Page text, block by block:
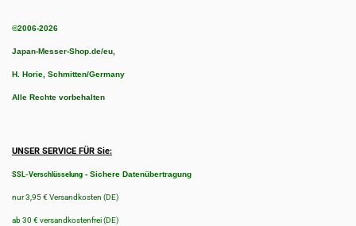
©2006-2026
Japan-Messer-Shop.de/eu,
H. Horie, Schmitten/Germany
Alle Rechte vorbehalten
UNSER SERVICE FÜR Sie:
SSL-Verschlüsselung - Sichere Datenübertragung
nur 3,95 € Versandkosten (DE)
ab 30 € versandkostenfrei (DE)